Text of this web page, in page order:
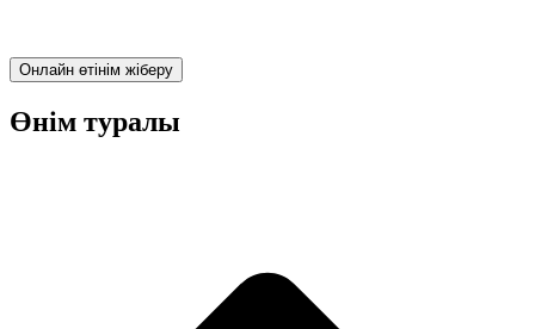
Онлайн өтінім жіберу
Өнім туралы